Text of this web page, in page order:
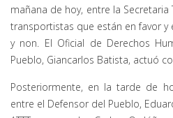
mañana de hoy, entre la Secretaria
transportistas que están en favor
y non. El Oficial de Derechos
Pueblo, Giancarlos Batista, actuó
Posteriormente, en la tarde de
entre el Defensor del Pueblo,